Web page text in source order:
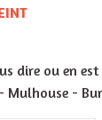
dire ou en
-